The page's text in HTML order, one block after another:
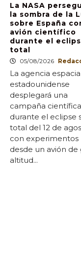
La NASA
la sombra de la
sobre España
avión científico
durante el
total
05/08/2026
La agencia
estadounidense
desplegará una
campaña científica
durante el eclipse
total del 12 de
con experimentos
desde un avión de
altitud...